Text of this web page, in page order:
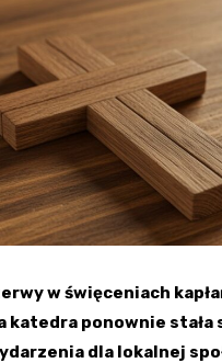
w święceniach
katedra ponownie stała
dla lokalnej